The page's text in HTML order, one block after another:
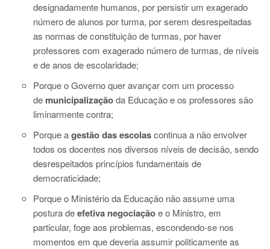
designadamente humanos, por persistir um exagerado
número de alunos por turma, por serem desrespeitadas
as normas de constituição de turmas, por haver
professores com exagerado número de turmas, de níveis
e de anos de escolaridade;
Porque o Governo quer avançar com um processo
de municipalizaçãoda Educação e os professores são
liminarmente contra;
Porque agestão das escolascontinua a não envolver
todos os docentes nos diversos níveis de decisão, sendo
desrespeitados princípios fundamentais de
democraticidade;
Porque o Ministério da Educação não assume uma
postura deefetiva negociaçãoe o Ministro, em
particular, foge aos problemas, escondendo-se nos
momentos em que deveria assumir politicamente as